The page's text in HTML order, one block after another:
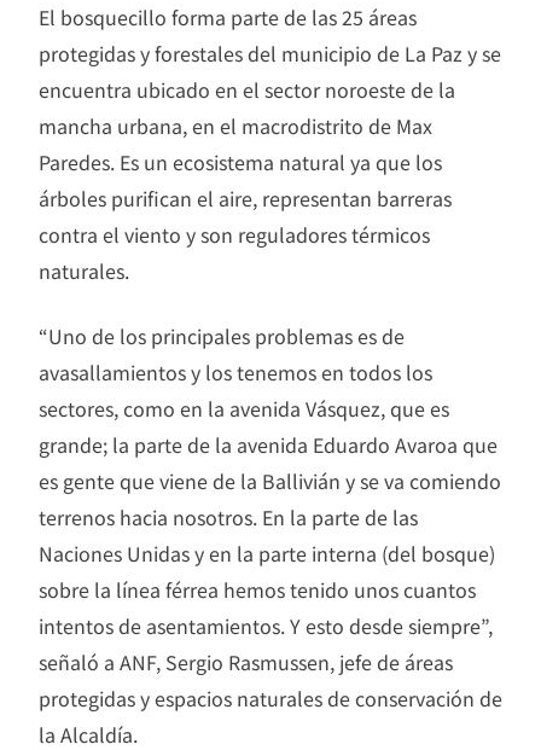
El bosquecillo forma parte de las 25 áreas
protegidas y forestales del municipio de La Paz y se
encuentra ubicado en el sector noroeste de la
mancha urbana, en el macrodistrito de Max
Paredes. Es un ecosistema natural ya que los
árboles purifican el aire, representan barreras
contra el viento y son reguladores térmicos
naturales.
“Uno de los principales problemas es de
avasallamientos y los tenemos en todos los
sectores, como en la avenida Vásquez, que es
grande; la parte de la avenida Eduardo Avaroa que
es gente que viene de la Ballivián y se va comiendo
terrenos hacia nosotros. En la parte de las
Naciones Unidas y en la parte interna (del bosque)
sobre la línea férrea hemos tenido unos cuantos
intentos de asentamientos. Y esto desde siempre”,
señaló a ANF, Sergio Rasmussen, jefe de áreas
protegidas y espacios naturales de conservación de
la Alcaldía.